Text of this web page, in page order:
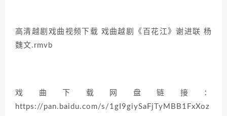
高清越剧戏曲视频下载 戏曲越剧《百花江》谢进联 杨
魏文.rmvb
戏曲下载网盘链接：
https://pan.baidu.com/s/1gI9giySaFjTyMBB1FxXoz